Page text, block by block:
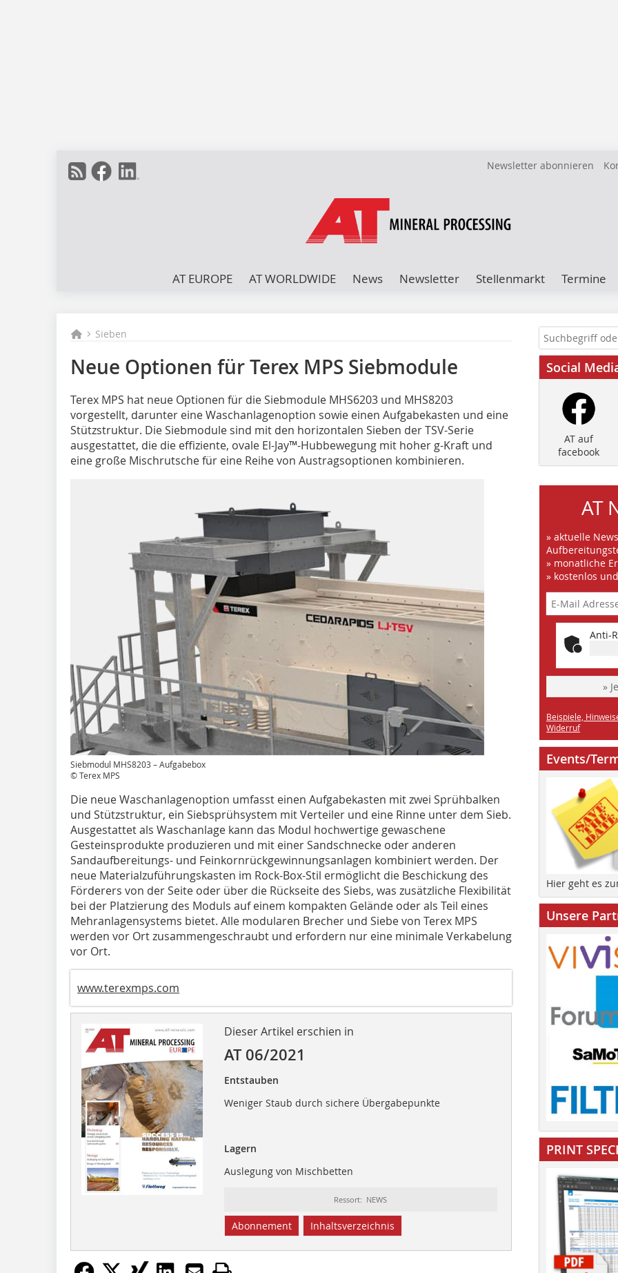
Newsletter abonnieren
AT EUROPE AT WORLDWIDE News Newsletter Stellenmarkt Termine
Sieben
Neue Optionen für Terex MPS Siebmodule
T‌erex MPS hat neue Optionen für die Siebmodule MHS6203 und MHS8203
vorgestellt, darunter eine Waschanlagen­option sowie einen Aufgabekasten und eine
Stützstruktur. Die Sieb­module sind mit den horizontalen Sieben der TSV-Serie
ausgestattet, die die effiziente, ovale El-Jay™-Hubbewegung mit hoher g-Kraft und
eine große Mischrutsche für eine Reihe von Austragsoptionen kombinieren.
Siebmodul MHS8203 – Aufgabebox
© Terex MPS
Die neue Waschanlagenoption umfasst einen Aufgabekasten mit zwei Sprühbalken
und Stützstruktur, ein Siebsprühsystem mit Verteiler und eine Rinne unter dem Sieb.
Ausgestattet als Waschanlage kann das Modul hochwertige gewaschene
Gesteinsprodukte produzieren und mit einer Sandschnecke oder anderen
Sandaufbereitungs- und Feinkornrückgewinnungsanlagen kombiniert werden. Der
neue Materialzuführungskasten im Rock-Box-Stil ermöglicht die Beschickung des
Förderers von der Seite oder über die Rückseite des Siebs, was zusätzliche Flexibilität
bei der Platzierung des Moduls auf einem kompakten Gelände oder als Teil eines
Mehranlagensystems bietet. Alle modularen Brecher und Siebe von Terex MPS
werden vor Ort zusammengeschraubt und erfordern nur eine minimale Verkabelung
vor Ort.
www.terexmps.com
Dieser Artikel erschien in
AT 06/2021
Entstauben
Weniger Staub durch sichere Übergabepunkte
Lagern
Auslegung von Mischbetten
Ressort: NEWS
Abonnement Inhaltsverzeichnis
Social
AT auf
facebook
AT
» aktuelle
» monatliche
» kostenlos
Anti-
»
Beispiele,
Widerruf
Events/
Hier geht es
Unsere
PRINT